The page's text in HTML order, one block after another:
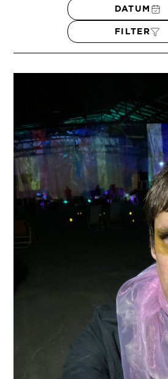
DATUM
FILTER